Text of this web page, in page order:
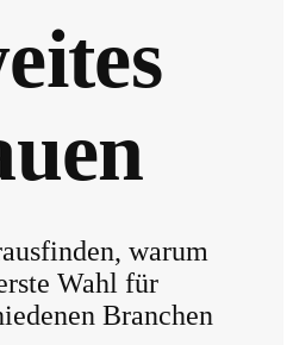
warum
Wahl für
Branchen